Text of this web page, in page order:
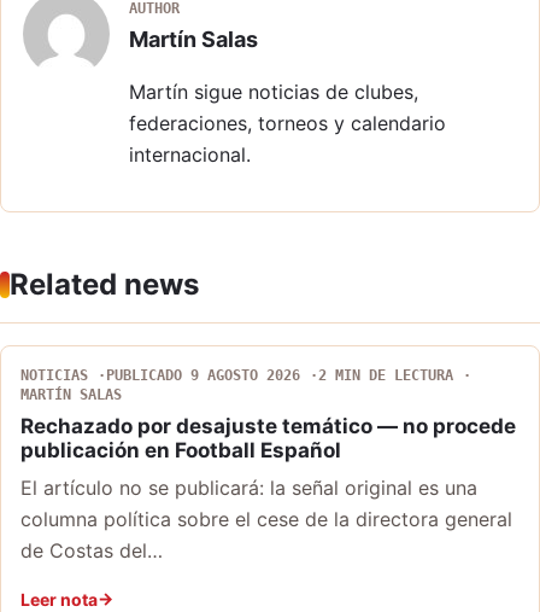
AUTHOR
Martín Salas
Martín sigue noticias de clubes,
federaciones, torneos y calendario
internacional.
Related news
NOTICIAS PUBLICADO 9 AGOSTO 2026
2 MIN DE LECTURA
MARTÍN SALAS
Rechazado por desajuste temático — no procede
publicación en Football Español
El artículo no se publicará: la señal original es una
columna política sobre el cese de la directora general
de Costas del…
Leer nota